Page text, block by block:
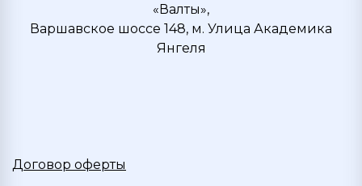
«Валты»,
Варшавское шоссе 148, м. Улица Академика
Янгеля
Договор оферты